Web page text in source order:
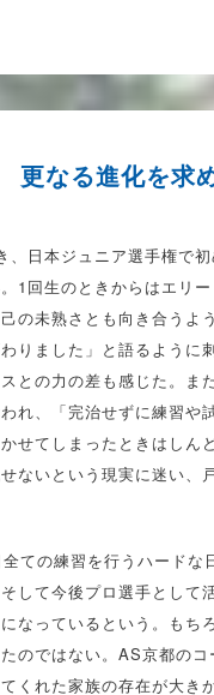
更なる進化を求
、日本ジュニア選手権で
1回生のときからはエリ
の未熟さとも向き合うよ
りました」と語るように
との力の差も感じた。ま
れ、「完治せずに練習や
せてしまったときはしん
ないという現実に迷い、
ての練習を行うハードな
して今後プロ選手として
なっているという。もち
のではない。AS京都のコ
くれた家族の存在が大き